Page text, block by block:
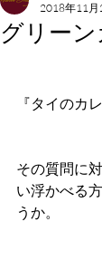
グリー
2018年11月
『タイのカ
その質問に
い浮かべる
うか。